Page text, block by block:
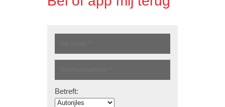
Betreft: